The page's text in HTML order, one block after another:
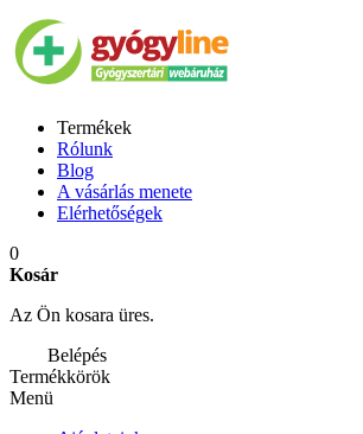
Termékek
Rólunk
Blog
A vásárlás menete
Elérhetőségek
0
Kosár
Az Ön kosara üres.
Belépés
Termékkörök
Menü